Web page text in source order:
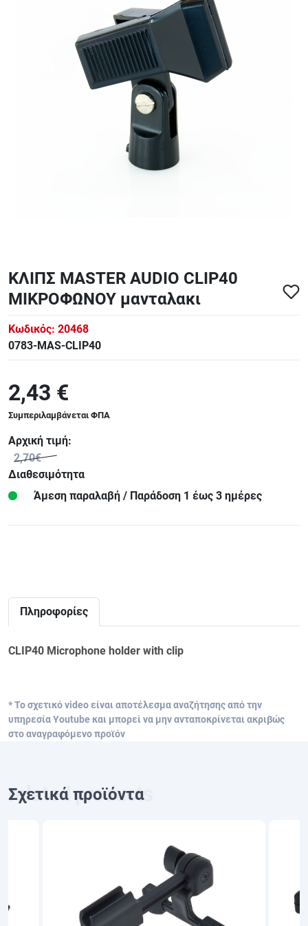
ΚΛΙΠΣ MASTER AUDIO CLIP40
ΜΙΚΡΟΦΩΝΟΥ μανταλακι
Κωδικός: 20468
0783-MAS-CLIP40
2,43 €
Συμπεριλαμβάνεται ΦΠΑ
Αρχική τιμή:
2,70€
Διαθεσιμότητα
Άμεση παραλαβή / Παράδoση 1 έως 3 ημέρες
Πληροφορίες
CLIP40 Microphone holder with clip
* Το σχετικό video είναι αποτέλεσμα αναζήτησης από την
υπηρεσία Youtube και μπορεί να μην ανταποκρίνεται ακριβώς
στο αναγραφόμενο προϊόν
Σχετικά προϊόντα
ΑΞΕΣΟΥΑΡ - ΑΝΤΑΛΛΑΚΤΙΚΑ ΚΙΘΑΡΑΣ ΜΠΑΣΟΥ
ΤΕΤΡΑΔΙΑ-DVD-CD